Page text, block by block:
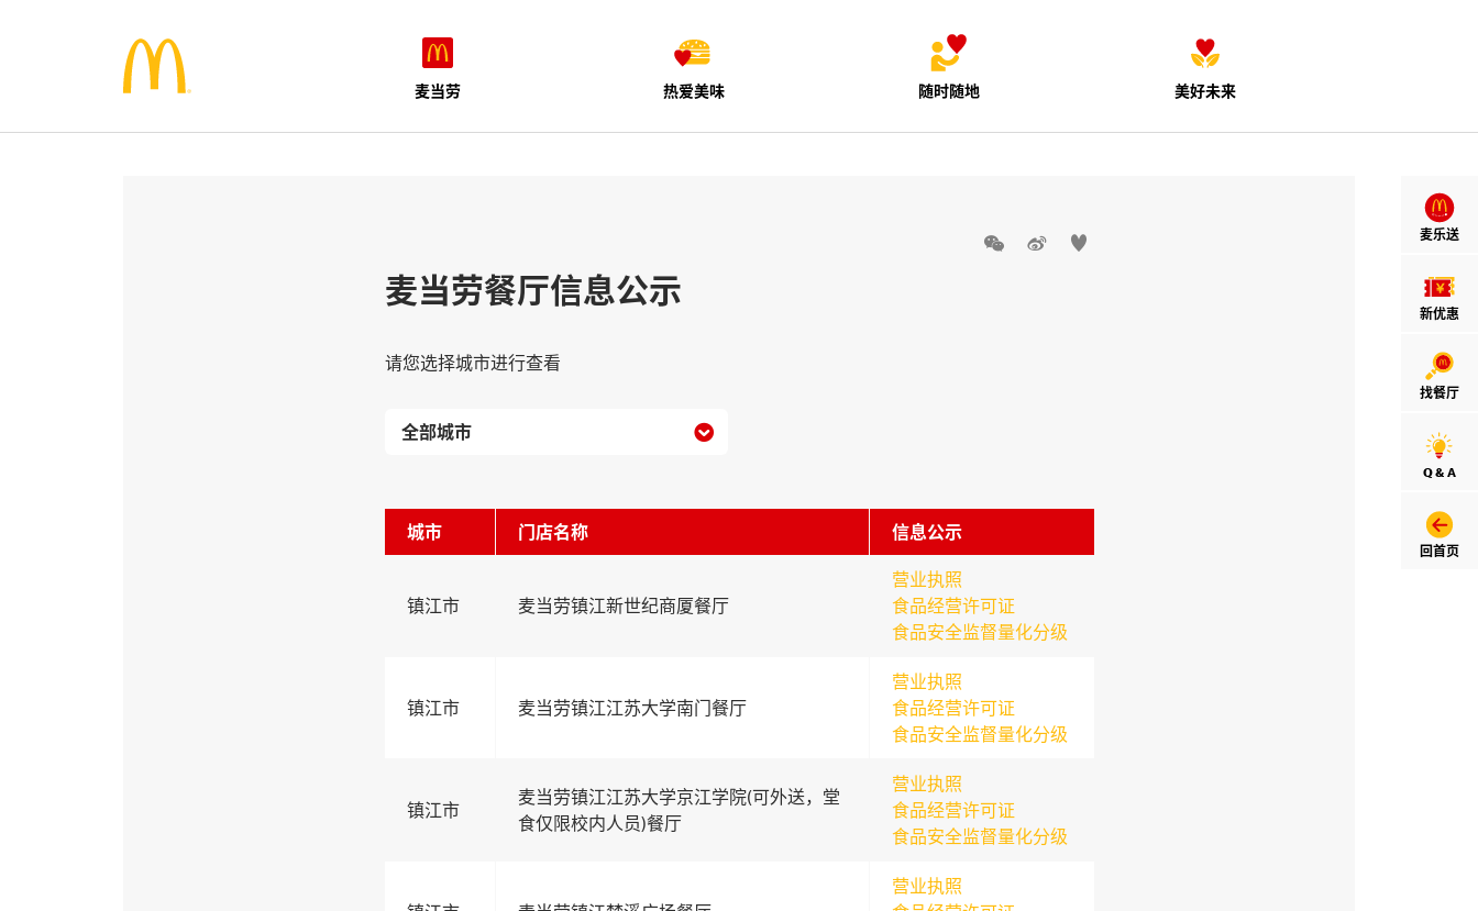
麦当劳 热爱美味 随时随地 美好未来
麦乐送
新优惠
找餐厅
Q & A
回首页
  
麦当劳餐厅信息公示
请您选择城市进行查看

城市 门店名称 信息公示
镇江市 麦当劳镇江新世纪商厦餐厅
营业执照
食品经营许可证
食品安全监督量化分级
镇江市 麦当劳镇江江苏大学南门餐厅
营业执照
食品经营许可证
食品安全监督量化分级
镇江市
麦当劳镇江江苏大学京江学院(可外送，堂
食仅限校内人员)餐厅
营业执照
食品经营许可证
食品安全监督量化分级
营业执照